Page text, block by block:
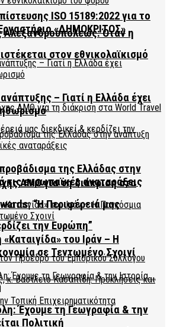
Αλεξανδρουπόλεως: Όταν η
στον εθνικολαϊκισμό
ΑΜΘ για τη διάκριση στα
“Η Περιφέρειά μας
την Ευρώπη”
ISO 15189:2022 για το
«ΔΗΜΟΚΡΙΤΟΣ»
– Γιατί η Ελλάδα έχει
της Ελλάδας στην
τις ευρωπαϊκές αναταράξεις
του Ιράν – Η
σε Τεντωμένο Σχοινί
Έχουμε τη Γεωγραφία & την
Πολιτική